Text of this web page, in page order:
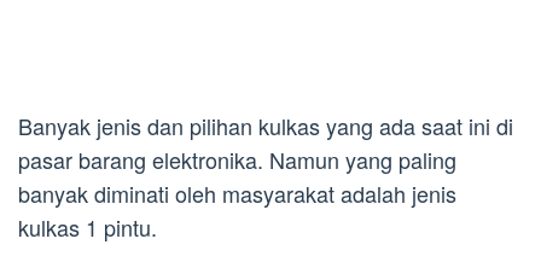
Banyak jenis dan pilihan kulkas yang ada saat ini di
pasar barang elektronika. Namun yang paling
banyak diminati oleh masyarakat adalah jenis
kulkas 1 pintu.